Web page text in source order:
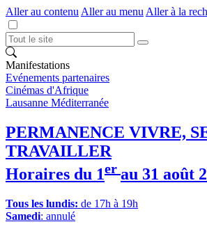
Aller au contenu Aller au menu Aller à la
Manifestations
Evénements partenaires
Cinémas d'Afrique
Lausanne Méditerranée
PERMANENCE VIVRE,
TRAVAILLER
Horaires du 1er au 31 août
Tous les lundis: de 17h à 19h
Samedi: annulé